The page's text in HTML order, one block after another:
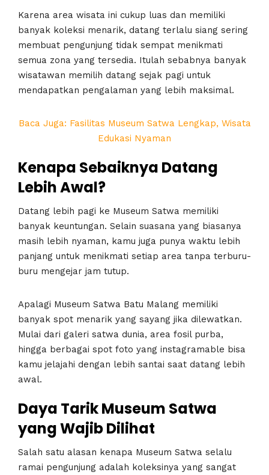
Karena area wisata ini cukup luas dan memiliki
banyak koleksi menarik, datang terlalu siang sering
membuat pengunjung tidak sempat menikmati
semua zona yang tersedia. Itulah sebabnya banyak
wisatawan memilih datang sejak pagi untuk
mendapatkan pengalaman yang lebih maksimal.
Baca Juga: Fasilitas Museum Satwa Lengkap, Wisata
Edukasi Nyaman
Kenapa Sebaiknya Datang
Lebih Awal?
Datang lebih pagi ke Museum Satwa memiliki
banyak keuntungan. Selain suasana yang biasanya
masih lebih nyaman, kamu juga punya waktu lebih
panjang untuk menikmati setiap area tanpa terburu-
buru mengejar jam tutup.
Apalagi Museum Satwa Batu Malang memiliki
banyak spot menarik yang sayang jika dilewatkan.
Mulai dari galeri satwa dunia, area fosil purba,
hingga berbagai spot foto yang instagramable bisa
kamu jelajahi dengan lebih santai saat datang lebih
awal.
Daya Tarik Museum Satwa
yang Wajib Dilihat
Salah satu alasan kenapa Museum Satwa selalu
ramai pengunjung adalah koleksinya yang sangat